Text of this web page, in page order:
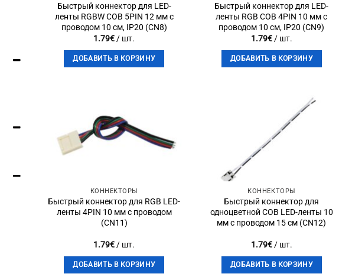
Быстрый коннектор для LED-
ленты RGBW COB 5PIN 12 мм с
проводом 10 см, IP20 (CN8)
1.79€/ шт.
ДОБАВИТЬ В КОРЗИНУ
Быстрый коннектор для LED-
ленты RGB COB 4PIN 10 мм с
проводом 10 см, IP20 (CN9)
1.79€/ шт.
ДОБАВИТЬ В КОРЗИНУ
wishlist
КОННЕКТОРЫ
Быстрый коннектор для RGB LED-
ленты 4PIN 10 мм с проводом
(CN11)
1.79€/ шт.
ДОБАВИТЬ В КОРЗИНУ
КОННЕКТОРЫ
Быстрый коннектор для
одноцветной COB LED-ленты 10
мм с проводом 15 см (CN12)
1.79€/ шт.
ДОБАВИТЬ В КОРЗИНУ